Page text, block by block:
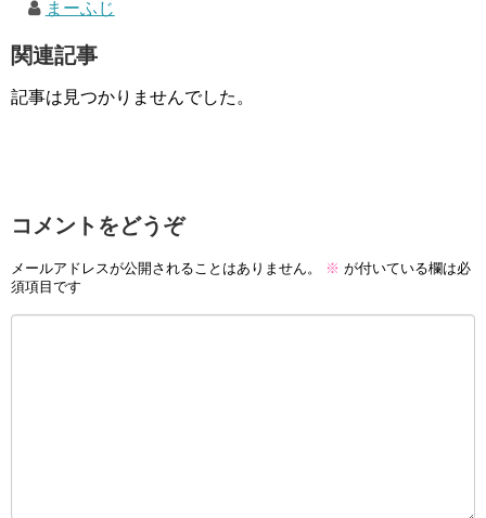
まーふじ
関連記事
記事は見つかりませんでした。
コメントをどうぞ
メールアドレスが公開されることはありません。 ※ が付いている欄は必
須項目です